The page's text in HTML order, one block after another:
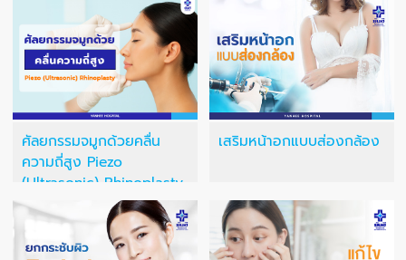
ศัลยกรรมจมูกด้วยคลื่น
ความถี่สูง Piezo
(Ultrasonic) Rhinoplasty
เสริมหน้าอกแบบส่องกล้อง